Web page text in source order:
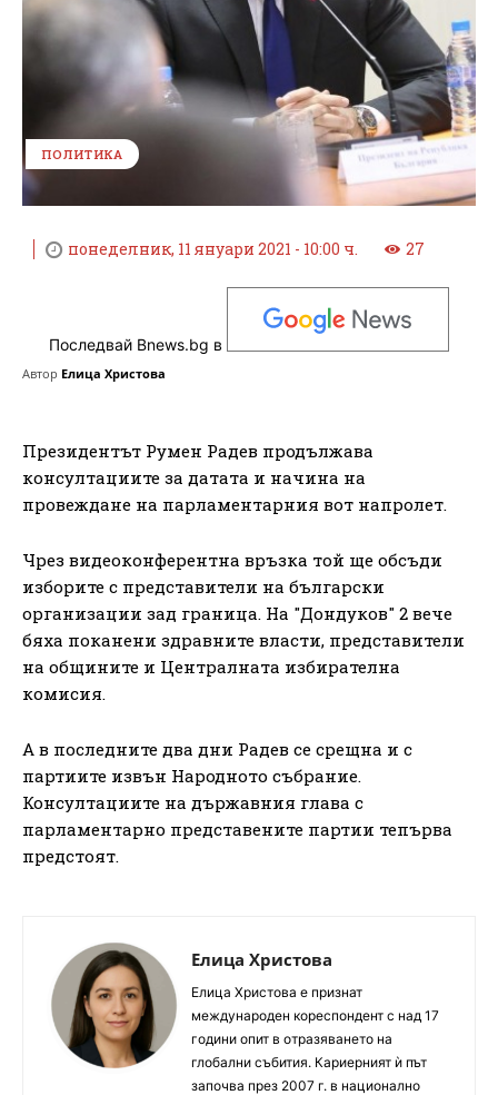
ПОЛИТИКА
понеделник, 11 януари 2021 - 10:00 ч. 27
Последвай Bnews.bg в
Автор Елица Христова
Президентът Румен Радев продължава
консултациите за датата и начина на
провеждане на парламентарния вот напролет.
Чрез видеоконферентна връзка той ще обсъди
изборите с представители на български
организации зад граница. На "Дондуков" 2 вече
бяха поканени здравните власти, представители
на общините и Централната избирателна
комисия.
А в последните два дни Радев се срещна и с
партиите извън Народното събрание.
Консултациите на държавния глава с
парламентарно представените партии тепърва
предстоят.
Елица Христова
Елица Христова е признат
международен кореспондент с над 17
години опит в отразяването на
глобални събития. Кариерният ѝ път
започва през 2007 г. в национално